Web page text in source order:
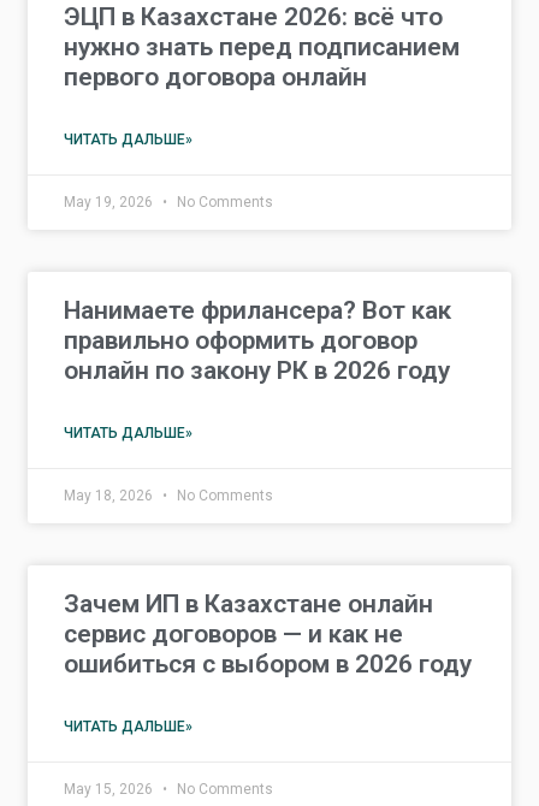
ЭЦП в Казахстане 2026: всё что
нужно знать перед подписанием
первого договора онлайн
ЧИТАТЬ ДАЛЬШЕ»
May 19, 2026 No Comments
Нанимаете фрилансера? Вот как
правильно оформить договор
онлайн по закону РК в 2026 году
ЧИТАТЬ ДАЛЬШЕ»
May 18, 2026 No Comments
Зачем ИП в Казахстане онлайн
сервис договоров — и как не
ошибиться с выбором в 2026 году
ЧИТАТЬ ДАЛЬШЕ»
May 15, 2026 No Comments